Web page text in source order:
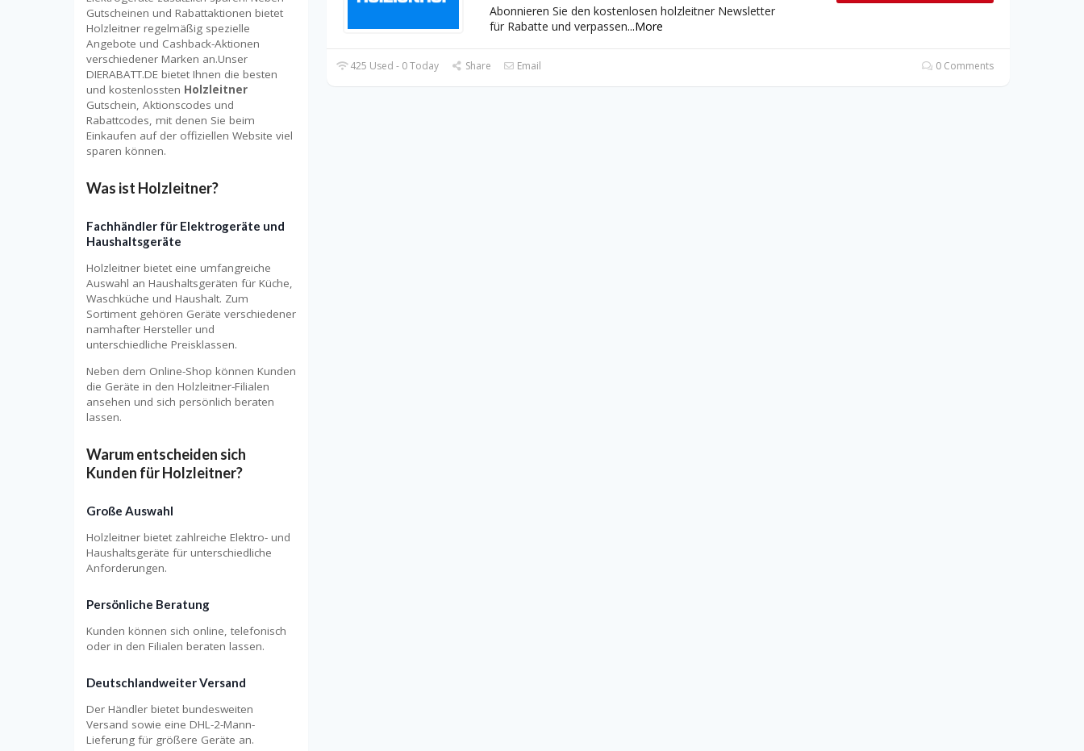
Abonnieren Sie den kostenlosen holzleitner Newsletter
für Rabatte und verpassen...More
425 Used - 0 Today Share Email 0 Comments
Gutscheinen und Rabattaktionen bietet
Holzleitner regelmäßig spezielle
Angebote und Cashback-Aktionen
verschiedener Marken an.Unser
DIERABATT.DE bietet Ihnen die besten
und kostenlossten Holzleitner
Gutschein, Aktionscodes und
Rabattcodes, mit denen Sie beim
Einkaufen auf der offiziellen Website viel
sparen können.
Was ist Holzleitner?
Fachhändler für Elektrogeräte und
Haushaltsgeräte
Holzleitner bietet eine umfangreiche
Auswahl an Haushaltsgeräten für Küche,
Waschküche und Haushalt. Zum
Sortiment gehören Geräte verschiedener
namhafter Hersteller und
unterschiedliche Preisklassen.
Neben dem Online-Shop können Kunden
die Geräte in den Holzleitner-Filialen
ansehen und sich persönlich beraten
lassen.
Warum entscheiden sich
Kunden für Holzleitner?
Große Auswahl
Holzleitner bietet zahlreiche Elektro- und
Haushaltsgeräte für unterschiedliche
Anforderungen.
Persönliche Beratung
Kunden können sich online, telefonisch
oder in den Filialen beraten lassen.
Deutschlandweiter Versand
Der Händler bietet bundesweiten
Versand sowie eine DHL-2-Mann-
Lieferung für größere Geräte an.